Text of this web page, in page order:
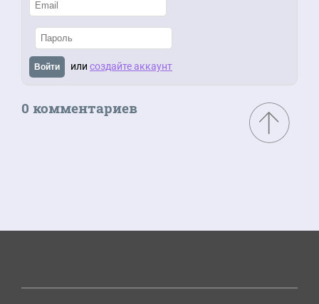
Войти или создайте аккаунт
0 комментариев